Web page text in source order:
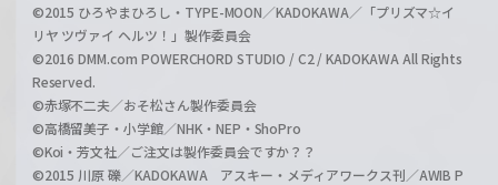
©2015 ひろやまひろし・TYPE-MOON／KADOKAWA／「プリズマ☆イ
リヤ ツヴァイ ヘルツ！」製作委員会
©2016 DMM.com POWERCHORD STUDIO / C2 / KADOKAWA All Rights
Reserved.
©赤塚不二夫／おそ松さん製作委員会
©高橋留美子・小学館／NHK・NEP・ShoPro
©Koi・芳文社／ご注文は製作委員会ですか？？
©2015 川原 礫／KADOKAWA アスキー・メディアワークス刊／AWIB P